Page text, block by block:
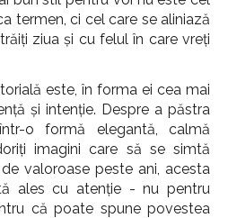
termen, ci cel care se aliniază
ziua și cu felul în care vreți
este, în forma ei cea mai
și intenție. Despre a păstra
o formă elegantă, calmă
imagini care să se simtă
valoroase peste ani, acesta
ales cu atenție - nu pentru
că poate spune povestea